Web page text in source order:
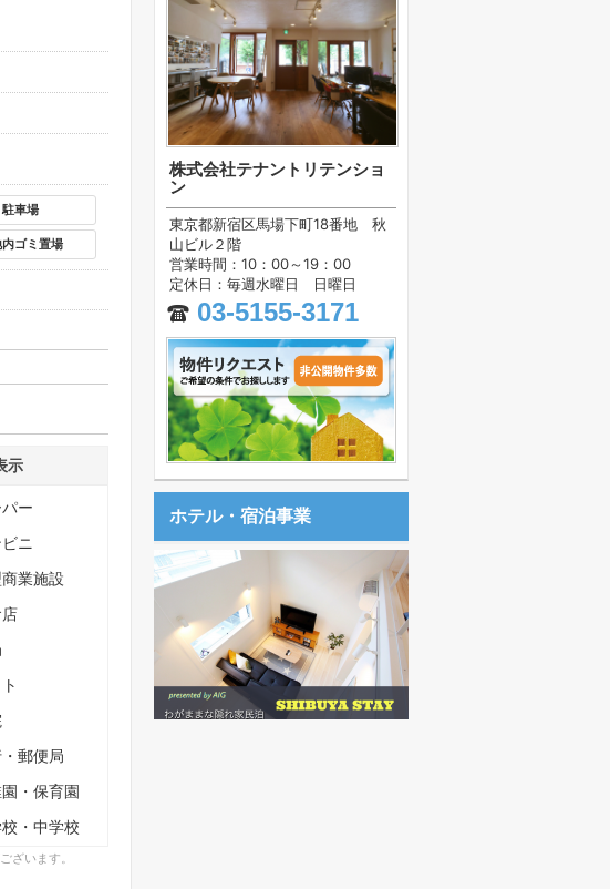
駐車場
ゴミ置場
示
ー
ニ
業施設
郵便局
・保育園
・中学校
ざいます。
株式会社テナントリテンショ
ン
東京都新宿区馬場下町18番地 秋
山ビル２階
営業時間：10：00～19：00
定休日：毎週水曜日 日曜日
03-5155-3171
ホテル・宿泊事業